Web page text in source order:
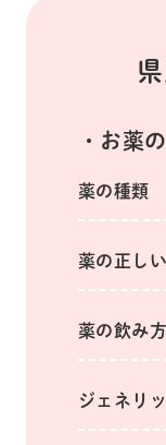
お薬
薬の種類
薬の正し
薬の飲み
ジェネリ